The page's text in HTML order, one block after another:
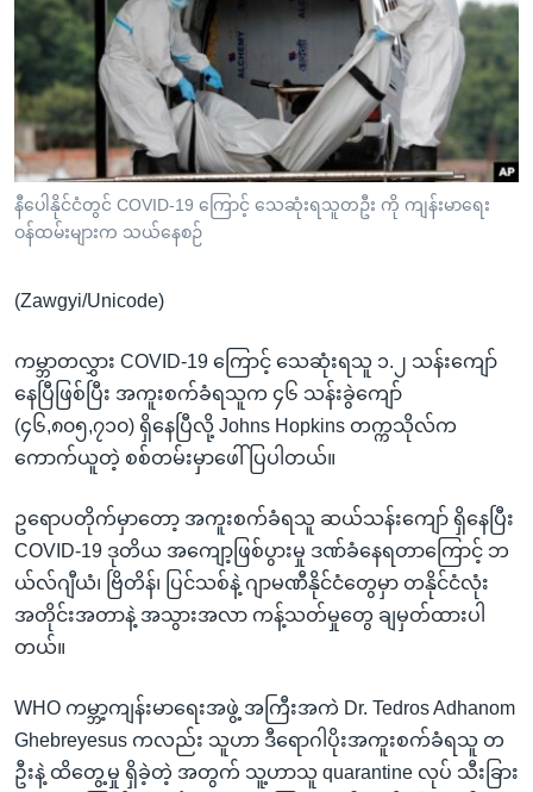
ပင်မ
အ
ညွန်း
စာမျက်နှာ
ကျော်
ကြည့်
ရန်
ရန်
သို့
ကျော်
ရန်
ရုပ်ရှင်ထဲက အင်္ဂလိပ်စာ
သုတပဒေသာ အင်္ဂလိပ်စာ
တီဗွီ
ရေဒီယို/တီဗွီအစီအစဉ်
Learning English
ဗွီအိုအေ လူမှုကွန်ယက်များ
နီပေါနိုင်ငံတွင် COVID-19 ကြောင့် သေဆုံးရသူတဦး ကို ကျန်းမာရေး
ဝန်ထမ်းများက သယ်နေစဉ်
(Zawgyi/Unicode)
ကမ္ဘာတလွှား COVID-19 ကြောင့် သေဆုံးရသူ ၁.၂ သန်းကျော်
နေပြီဖြစ်ပြီး အကူးစက်ခံရသူက ၄၆ သန်းခွဲကျော်
(၄၆,၈၀၅,၇၁၀) ရှိနေပြီလို့ Johns Hopkins တက္ကသိုလ်က
ကောက်ယူတဲ့ စစ်တမ်းမှာဖေါ်ပြပါတယ်။
ဥရောပတိုက်မှာတော့ အကူးစက်ခံရသူ ဆယ်သန်းကျော် ရှိနေပြီး
COVID-19 ဒုတိယ အကျော့ဖြစ်ပွားမှု ဒဏ်ခံနေရတာကြောင့် ဘ
ယ်လ်ဂျီယံ၊ ဗြိတိန်၊ ပြင်သစ်နဲ့ ဂျာမဏီနိုင်ငံတွေမှာ တနိုင်ငံလုံး
အတိုင်းအတာနဲ့ အသွားအလာ ကန့်သတ်မှုတွေ ချမှတ်ထားပါ
တယ်။
WHO ကမ္ဘာ့ကျန်းမာရေးအဖွဲ့ အကြီးအကဲ Dr. Tedros Adhanom
Ghebreyesus ကလည်း သူဟာ ဒီရောဂါပိုးအကူးစက်ခံရသူ တ
ဦးနဲ့ ထိတွေ့မှု ရှိခဲ့တဲ့ အတွက် သူ့ဟာသူ quarantine လုပ် သီးခြား